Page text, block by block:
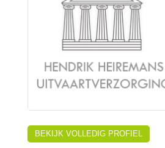
BEKIJK VOLLEDIG PROFIEL